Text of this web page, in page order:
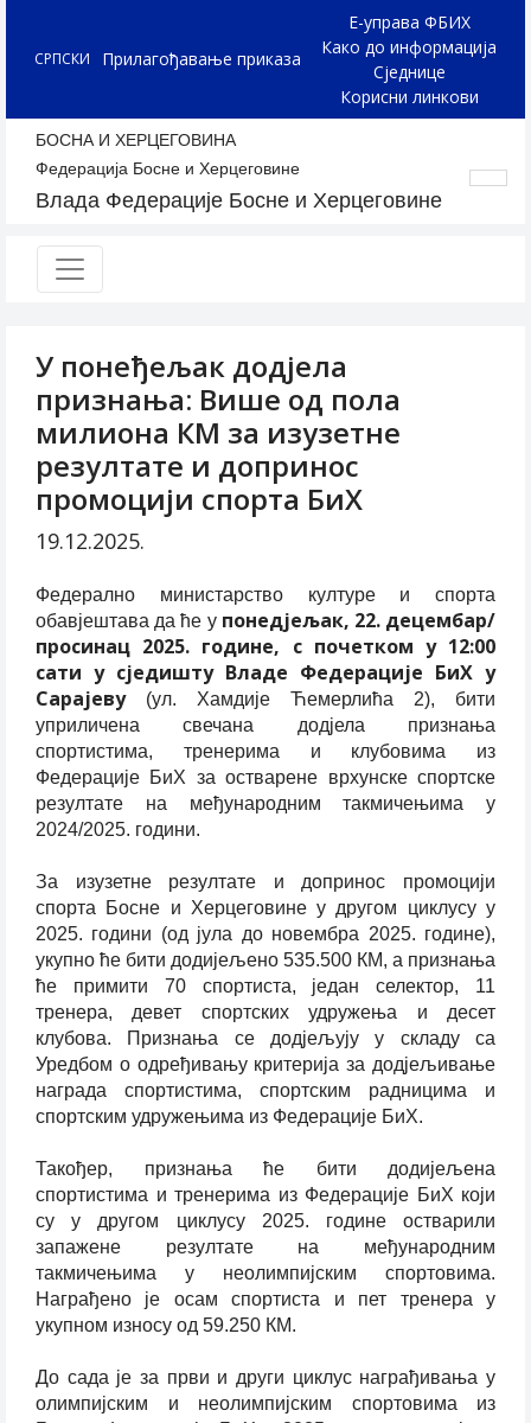
СРПСКИ Прилагођавање приказа
Е-управа ФБИХ
Како до информација
Сједнице
Корисни линкови
БОСНА И ХЕРЦЕГОВИНА
Федерација Босне и Херцеговине
Влада Федерације Босне и Херцеговине
У понеђељак додјела
признања: Више од пола
милиона КМ за изузетне
резултате и допринос
промоцији спорта БиХ
19.12.2025.
Федерално министарство културе и спорта
обавјештава да ће у понед‌јељак, 22. децембар/
просинац 2025. године, с почетком у 12:00
сати у сједишту Владе Федерације БиХ у
Сарајеву(ул. Хамдије Ћемерлића 2), бити
уприличена свечана дод‌јела признања
спортистима, тренерима и клубовима из
Федерације БиХ за остварене врхунске спортске
резултате на међународним такмичењима у
2024/2025. години.
За изузетне резултате и допринос промоцији
спорта Босне и Херцеговине у другом циклусу у
2025. години (од јула до новембра 2025. године),
укупно ће бити додијељено 535.500 КМ, а признања
ће примити 70 спортиста, један селектор, 11
тренера, девет спортских удружења и десет
клубова. Признања се дод‌јељују у складу са
Уредбом о одређивању критерија за дод‌јељивање
награда спортистима, спортским радницима и
спортским удружењима из Федерације БиХ.
Такођер, признања ће бити додијељена
спортистима и тренерима из Федерације БиХ који
су у другом циклусу 2025. године остварили
запажене резултате на међународним
такмичењима у неолимпијским спортовима.
Награђено је осам спортиста и пет тренера у
укупном износу од 59.250 КМ.
До сада је за први и други циклус награђивања у
олимпијским и неолимпијским спортовима из